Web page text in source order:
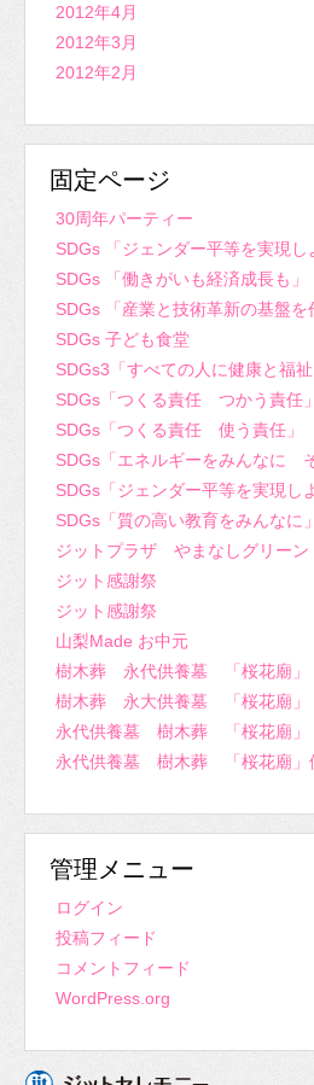
2012年4月
2012年3月
2012年2月
固定ページ
30周年パーティー
SDGs 「ジェンダー平等を実現し
SDGs 「働きがいも経済成長も」
SDGs 「産業と技術革新の基盤を
SDGs 子ども食堂
SDGs3「すべての人に健康と福祉
SDGs「つくる責任 つかう責任」
SDGs「つくる責任 使う責任」
SDGs「エネルギーをみんなに
SDGs「ジェンダー平等を実現し
SDGs「質の高い教育をみんなに」
ジットプラザ やまなしグリーン
ジット感謝祭
ジット感謝祭
山梨Made お中元
樹木葬 永代供養墓 「桜花廟」
樹木葬 永大供養墓 「桜花廟」
永代供養墓 樹木葬 「桜花廟」
永代供養墓 樹木葬 「桜花廟」
管理メニュー
ログイン
投稿フィード
コメントフィード
WordPress.org